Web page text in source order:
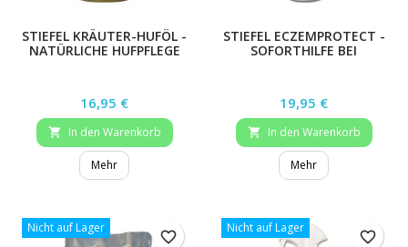
STIEFEL KRÄUTER-HUFÖL -
NATÜRLICHE HUFPFLEGE
Preis
16,95 €
 In den Warenkorb
Mehr
STIEFEL ECZEMPROTECT -
SOFORTHILFE BEI
Preis
19,95 €
 In den Warenkorb
Mehr
Nicht auf Lager
favorite_border
Nicht auf Lager
favorite_border